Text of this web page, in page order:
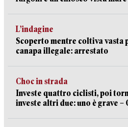
L’indagine
Scoperto mentre coltiva vasta
canapa illegale: arrestato
Choc in strada
Investe quattro ciclisti, poi
investe altri due: uno è grave –